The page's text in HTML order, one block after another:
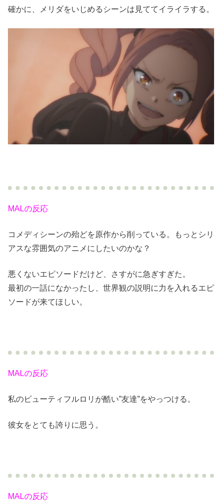
確かに、メリダをいじめるシーンは見ててイライラする。
MALの反応
コメディシーンの殆どを原作から削っている。もっとシリ
アスな雰囲気のアニメにしたいのかな？
悪くないエピソードだけど、さすがに急ぎすぎた。
最初の一話になかったし、世界観の説明に力を入れるエピ
ソードが来てほしい。
MALの反応
私のビューティフルロリが酷い”友達”をやっつける。
彼女をとても誇りに思う。
MALの反応